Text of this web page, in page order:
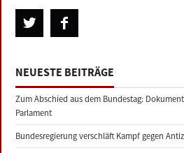
NEUESTE BEITRÄGE
Zum Abschied aus dem Bundestag:
Parlament
Bundesregierung verschläft Kampf gegen